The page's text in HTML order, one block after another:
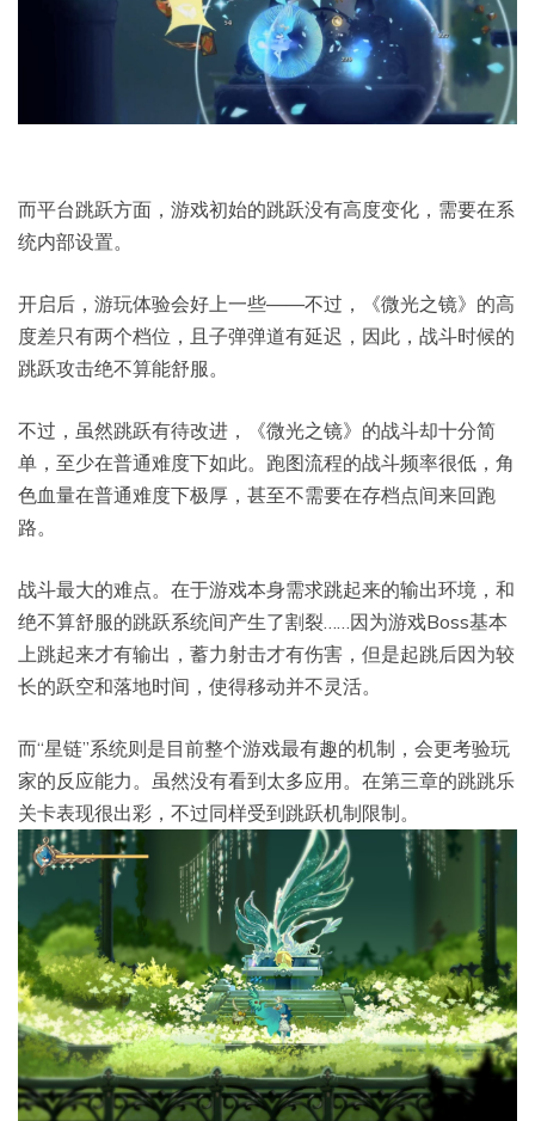
而平台跳跃方面，游戏初始的跳跃没有高度变化，需要在系
统内部设置。
开启后，游玩体验会好上一些——不过，《微光之镜》的高
度差只有两个档位，且子弹弹道有延迟，因此，战斗时候的
跳跃攻击绝不算能舒服。
不过，虽然跳跃有待改进，《微光之镜》的战斗却十分简
单，至少在普通难度下如此。跑图流程的战斗频率很低，角
色血量在普通难度下极厚，甚至不需要在存档点间来回跑
路。
战斗最大的难点。在于游戏本身需求跳起来的输出环境，和
绝不算舒服的跳跃系统间产生了割裂……因为游戏Boss基本
上跳起来才有输出，蓄力射击才有伤害，但是起跳后因为较
长的跃空和落地时间，使得移动并不灵活。
而“星链”系统则是目前整个游戏最有趣的机制，会更考验玩
家的反应能力。虽然没有看到太多应用。在第三章的跳跳乐
关卡表现很出彩，不过同样受到跳跃机制限制。